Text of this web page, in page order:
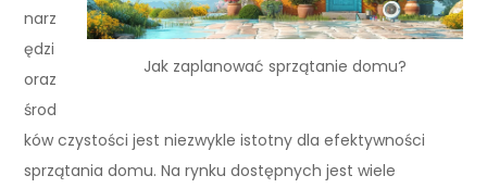
Jak zaplanować sprzątanie domu?
narz
ędzi
oraz
środ
ków czystości jest niezwykle istotny dla efektywności
sprzątania domu. Na rynku dostępnych jest wiele